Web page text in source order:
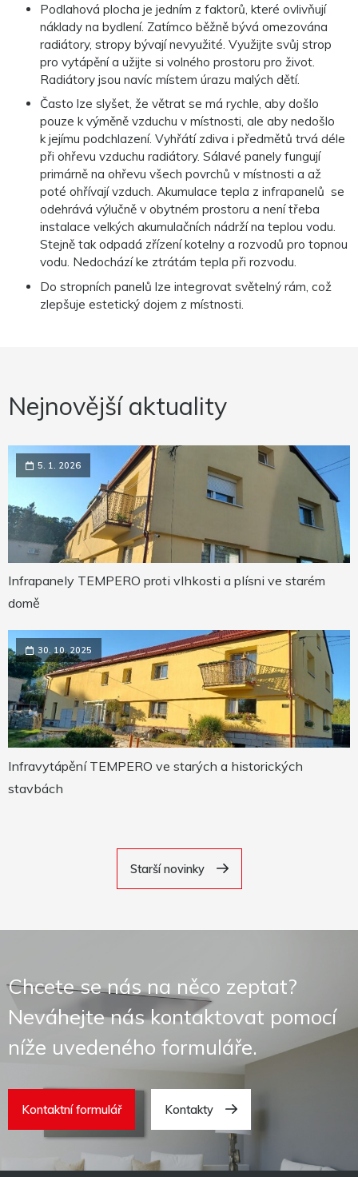
Podlahová plocha je jedním z faktorů, které ovlivňují
náklady na bydlení. Zatímco běžně bývá omezována
radiátory, stropy bývají nevyužité. Využijte svůj strop
pro vytápění a užijte si volného prostoru pro život.
Radiátory jsou navíc místem úrazu malých dětí.
Často lze slyšet, že větrat se má rychle, aby došlo
pouze k výměně vzduchu v místnosti, ale aby nedošlo
k jejímu podchlazení. Vyhřátí zdiva i předmětů trvá déle
při ohřevu vzduchu radiátory. Sálavé panely fungují
primárně na ohřevu všech povrchů v místnosti a až
poté ohřívají vzduch. Akumulace tepla z infrapanelů se
odehrává výlučně v obytném prostoru a není třeba
instalace velkých akumulačních nádrží na teplou vodu.
Stejně tak odpadá zřízení kotelny a rozvodů pro topnou
vodu. Nedochází ke ztrátám tepla při rozvodu.
Do stropních panelů lze integrovat světelný rám, což
zlepšuje estetický dojem z místnosti.
Nejnovější aktuality
5. 1. 2026
Infrapanely TEMPERO proti vlhkosti a plísni ve starém
domě
30. 10. 2025
Infravytápění TEMPERO ve starých a historických
stavbách
Starší novinky
Chcete se nás na něco zeptat?
Neváhejte nás kontaktovat pomocí
níže uvedeného formuláře.
Kontaktní formulář Kontakty